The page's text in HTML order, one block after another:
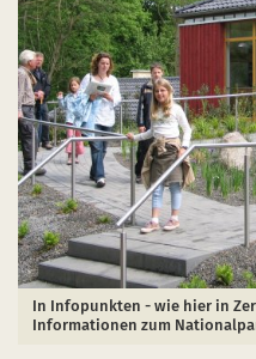
In Infopunkten - wie hier in
Informationen zum